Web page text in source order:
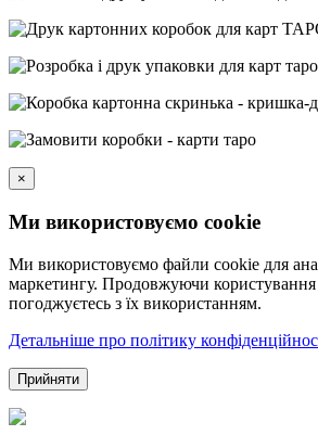
×
Ми використовуємо cookie
Ми використовуємо файли cookie для
маркетингу. Продовжуючи
погоджуєтесь з їх використанням.
Детальніше про політику
Прийняти